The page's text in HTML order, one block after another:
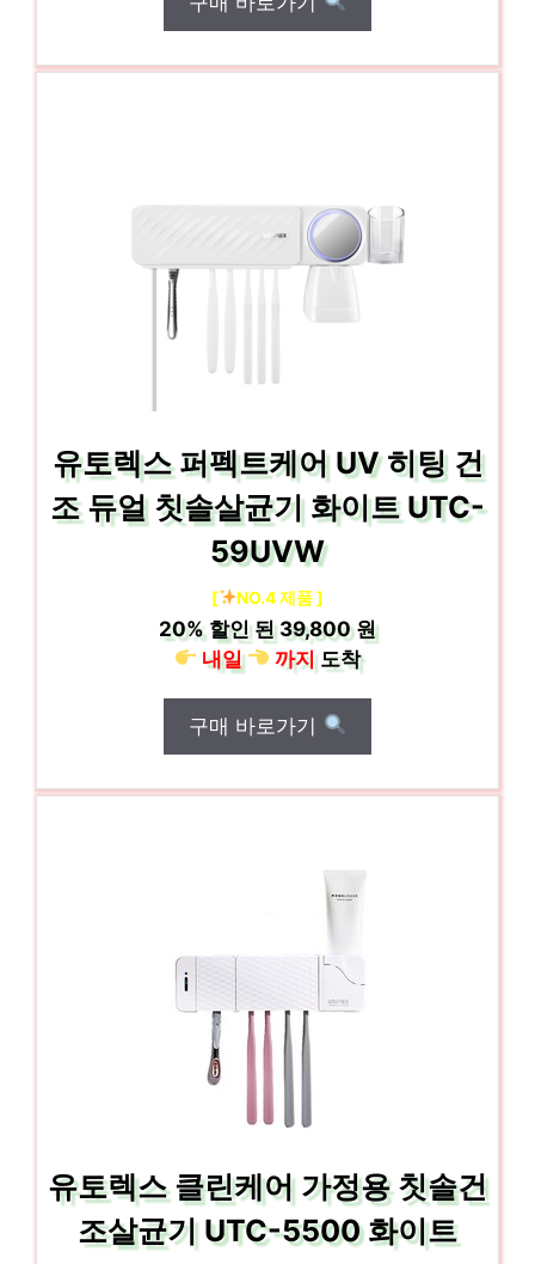
유토렉스 퍼펙트케어 UV 히팅 건
조 듀얼 칫솔살균기 화이트 UTC-
59UVW
[ NO.4 제품 ]
20% 할인 된39,800 원
내일
까지도착
구매 바로가기
유토렉스 클린케어 가정용 칫솔건
조살균기 UTC-5500 화이트